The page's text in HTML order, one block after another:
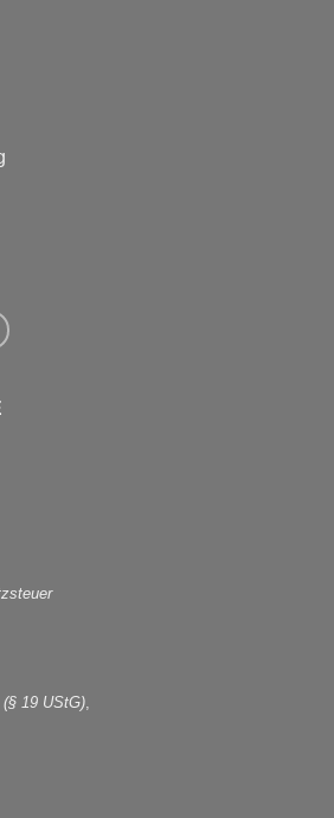
19 UStG)